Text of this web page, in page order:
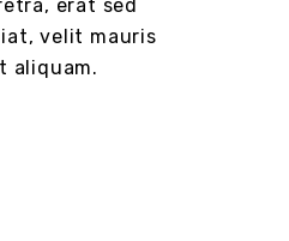
erat sed
velit mauris
aliquam.